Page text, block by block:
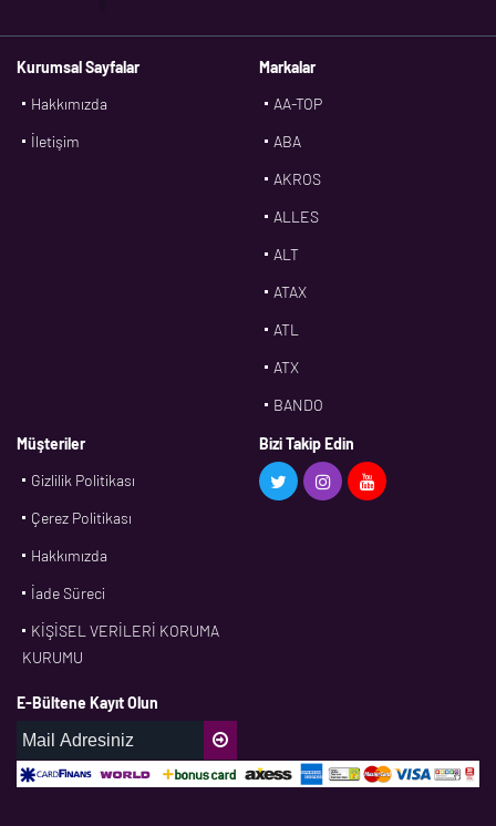
Kurumsal Sayfalar
Hakkımızda
İletişim
Markalar
AA-TOP
ABA
AKROS
ALLES
ALT
ATAX
ATL
ATX
BANDO
BMS
CDF
DPH
Müşteriler
Gizlilik Politikası
Çerez Politikası
Hakkımızda
İade Süreci
KİŞİSEL VERİLERİ KORUMA
KURUMU
Bizi Takip Edin
E-Bültene Kayıt Olun